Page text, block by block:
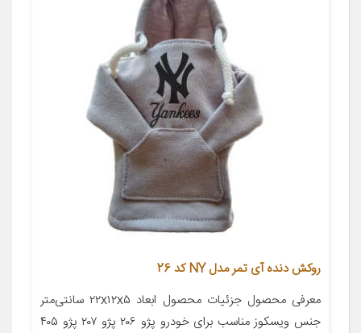
روکش دنده آی تمر مدل NY کد 26
معرفی محصول جزئیات محصول ابعاد ۲۲x۱۲x۵ سانتی‌متر
جنس ویسکوز مناسب برای خودرو پژو ۲۰۶ پژو ۲۰۷ پژو ۴۰۵